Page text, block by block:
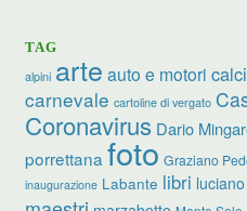
TAG
alpini arte auto e motori
carnevale cartoline di vergato
Coronavirus Dario
porrettana foto Graziano
inaugurazione Labante libri